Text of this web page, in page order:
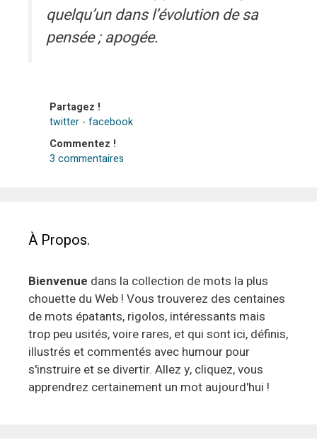
quelqu’un dans l’évolution de sa
pensée ; apogée.
Partagez !
twitter - facebook
Commentez !
3 commentaires
À Propos.
Bienvenue dans la collection de mots la plus
chouette du Web ! Vous trouverez des centaines
de mots épatants, rigolos, intéressants mais
trop peu usités, voire rares, et qui sont ici, définis,
illustrés et commentés avec humour pour
s'instruire et se divertir. Allez y, cliquez, vous
apprendrez certainement un mot aujourd'hui !